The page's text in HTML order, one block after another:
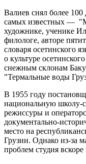
Валиев снял более
самых известных —
художнике, ученике
филологе, авторе
словаря осетинского
о культуре
снежным склонам
"Термальные воды
В 1955 году
национальную школу-
режиссуры и
документально-
место на
Грузии. Однако из-за
проблем студия вскоре